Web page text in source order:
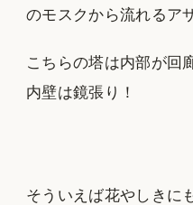
のモスクから流れるア
こちらの塔は内部が回
内壁は鏡張り！
そういえば花やしきに